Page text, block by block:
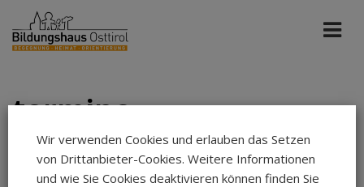
termine
Bildung St. Michael
Wir verwenden Cookies und erlauben das Setzen
von Drittanbieter-Cookies. Weitere Informationen
und wie Sie Cookies deaktivieren können finden Sie